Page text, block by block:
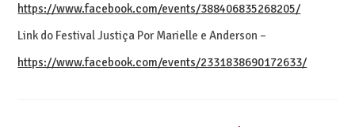
https://www.facebook.com/events/388406835268205/
Link do Festival Justiça Por Marielle e Anderson –
https://www.facebook.com/events/2331838690172633/